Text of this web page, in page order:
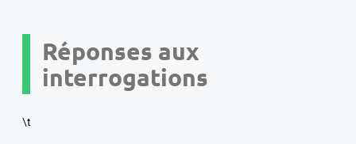
Réponses aux
interrogations
\t